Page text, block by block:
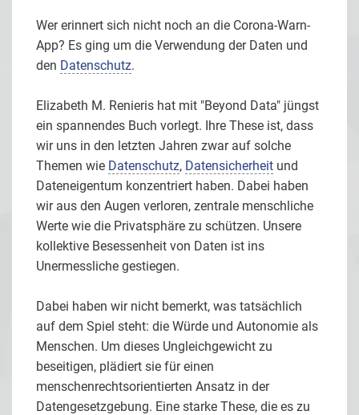
Wer erinnert sich nicht noch an die Corona-Warn-
App? Es ging um die Verwendung der Daten und
den Datenschutz.
Elizabeth M. Renieris hat mit "Beyond Data" jüngst
ein spannendes Buch vorlegt. Ihre These ist, dass
wir uns in den letzten Jahren zwar auf solche
Themen wie Datenschutz, Datensicherheit und
Dateneigentum konzentriert haben. Dabei haben
wir aus den Augen verloren, zentrale menschliche
Werte wie die Privatsphäre zu schützen. Unsere
kollektive Besessenheit von Daten ist ins
Unermessliche gestiegen.
Dabei haben wir nicht bemerkt, was tatsächlich
auf dem Spiel steht: die Würde und Autonomie als
Menschen. Um dieses Ungleichgewicht zu
beseitigen, plädiert sie für einen
menschenrechtsorientierten Ansatz in der
Datengesetzgebung. Eine starke These, die es zu